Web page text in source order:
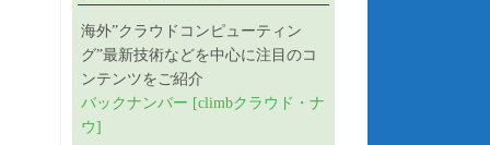
海外”クラウドコンピューティン
グ”最新技術などを中心に注目のコ
ンテンツをご紹介
バックナンバー [climbクラウド・ナ
ウ]